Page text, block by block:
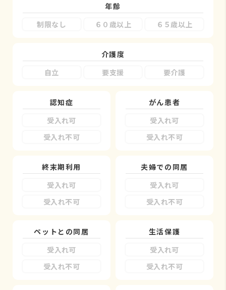
年齢
制限なし
６０歳以上 ６５歳以上
介護度
自立
要支援 要介護
認知症
受入れ可
受入れ不可
がん患者
受入れ可
受入れ不可
終末期利用
受入れ可
受入れ不可
夫婦での同居
受入れ可
受入れ不可
ペットとの同居
受入れ可
受入れ不可
生活保護
受入れ可
受入れ不可